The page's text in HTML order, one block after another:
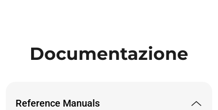
Documentazione
Reference Manuals